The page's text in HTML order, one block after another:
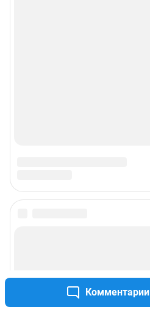
Комментарии